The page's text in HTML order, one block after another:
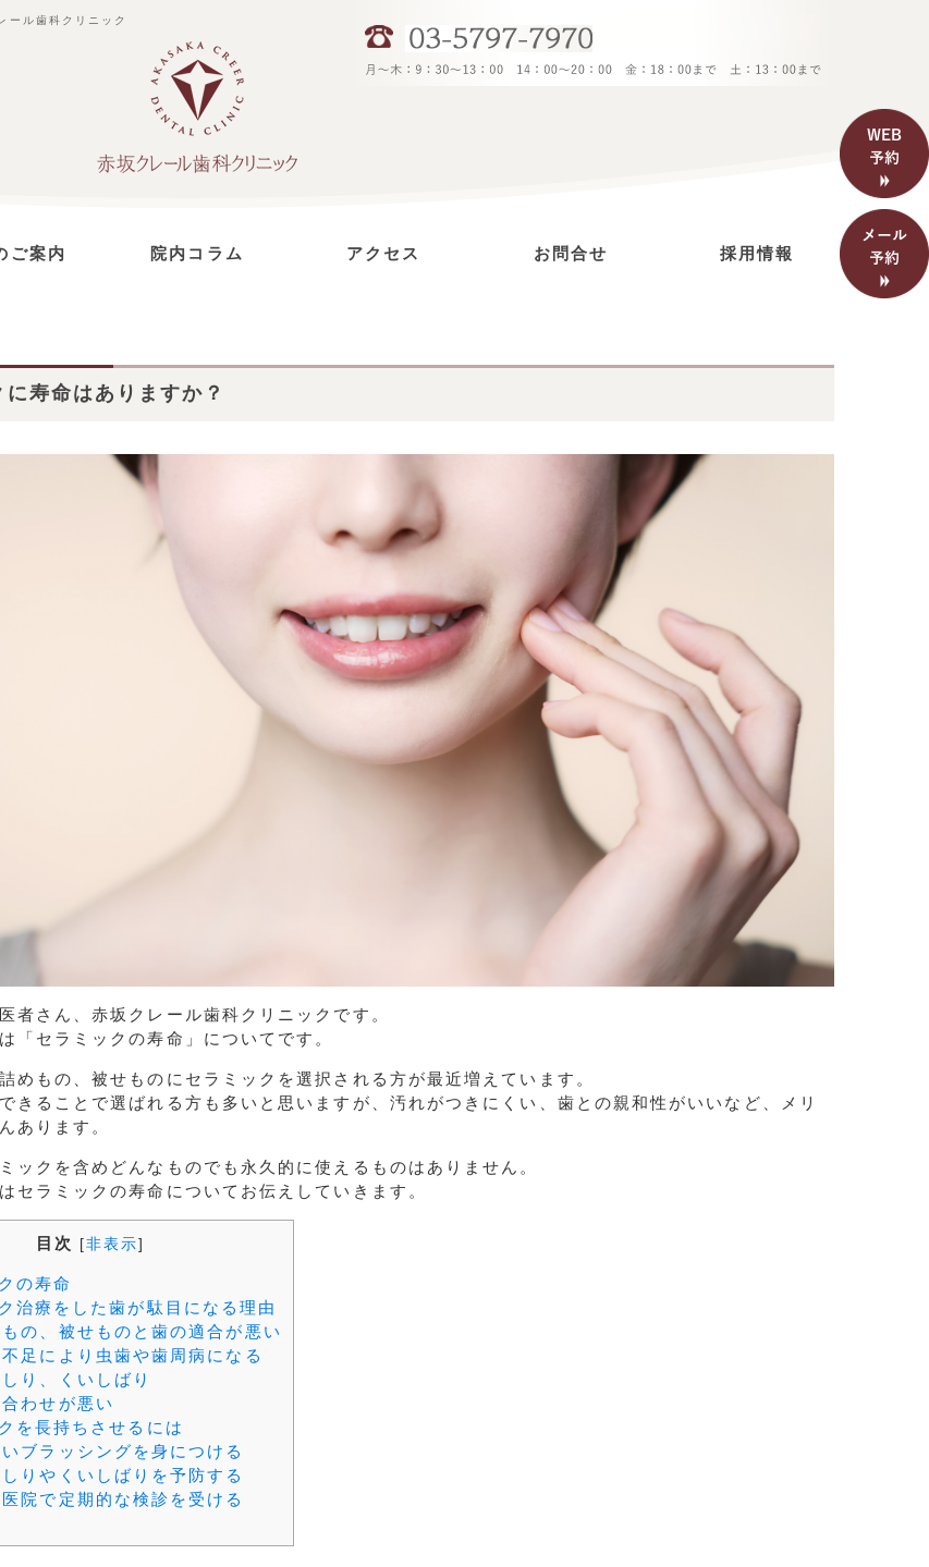
ール歯科クリニック
ご案内
ント治療
ク治療
療
ニング
院内コラム アクセス お問合せ 採用情報
寿命はありますか？
者さん、赤坂クレール歯科クリニックです。
「セラミックの寿命」についてです。
めもの、被せものにセラミックを選択される方が最近増えています。
きることで選ばれる方も多いと思いますが、汚れがつきにくい、歯との親和性がいいなど、メリ
あります。
ックを含めどんなものでも永久的に使えるものはありません。
セラミックの寿命についてお伝えしていきます。
目次 [非表示]
の寿命
治療をした歯が駄目になる理由
の、被せものと歯の適合が悪い
足により虫歯や歯周病になる
り、くいしばり
わせが悪い
を長持ちさせるには
ブラッシングを身につける
りやくいしばりを予防する
院で定期的な検診を受ける